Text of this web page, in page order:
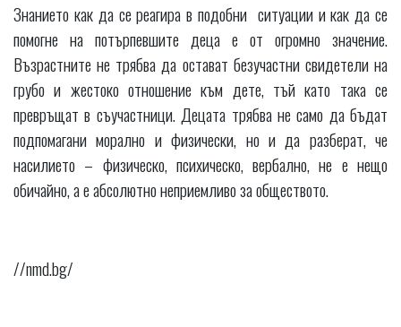
Знанието как да се реагира в подобни ситуации и как да се
помогне на потърпевшите деца е от огромно значение.
Възрастните не трябва да остават безучастни свидетели на
грубо и жестоко отношение към дете, тъй като така се
превръщат в съучастници. Децата трябва не само да бъдат
подпомагани морално и физически, но и да разберат, че
насилието – физическо, психическо, вербално, не е нещо
обичайно, а е абсолютно неприемливо за обществото.
//nmd.bg/